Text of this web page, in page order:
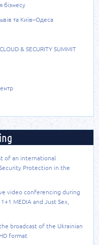
бізнесу
та Київ–Одеса
& SECURITY SUMMIT
of an international
Protection in the
video conferencing during
MEDIA and Just Sex,
broadcast of the Ukrainian
format